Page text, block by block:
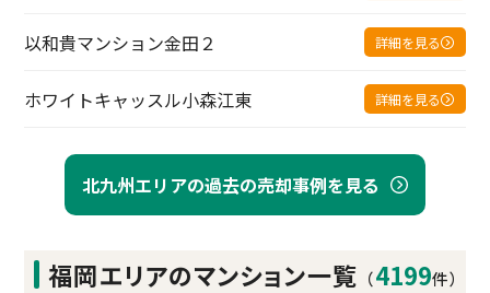
北九州エリアの過去の売却事例を見る
以和貴マンション金田２ 詳細を見る
ホワイトキャッスル小森江東 詳細を見る
福岡エリアのマンション一覧 （4199件）